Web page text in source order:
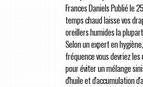
Frances Daniels Publié le
temps chaud laisse vos
oreillers humides la
Selon un expert en
fréquence vous devriez
pour éviter un mélange
d'huile et d'accumulation